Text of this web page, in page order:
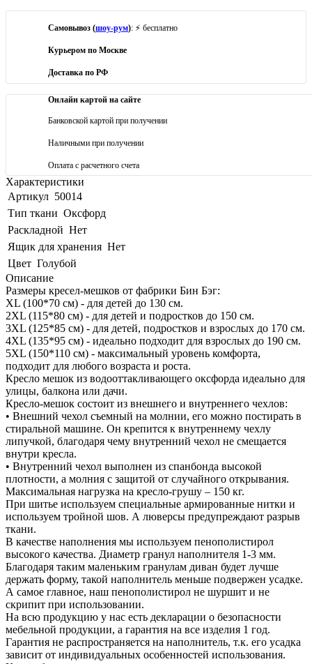
Самовывоз (шоу-рум): ⚡ бесплатно
Курьером по Москве
Доставка по РФ
Онлайн картой на сайте
Банковской картой при получении
Наличными при получении
Оплата с расчетного счета
Характеристики
Артикул 50014
Тип ткани Оксфорд
Раскладной Нет
Ящик для хранения Нет
Цвет Голубой
Описание
Размеры кресел-мешков от фабрики Бин Бэг:
XL (100*70 см) - для детей до 130 см.
2XL (115*80 см) - для детей и подростков до 150 см.
3XL (125*85 см) - для детей, подростков и взрослых до 170 см.
4XL (135*95 см) - идеально подходит для взрослых до 190 см.
5XL (150*110 см) - максимальный уровень комфорта,
подходит для любого возраста и роста.
Кресло мешок из водооттакливающего оксфорда идеально для
улицы, балкона или дачи.
Кресло-мешок состоит из внешнего и внутреннего чехлов:
• Внешний чехол съемный на молнии, его можно постирать в
стиральной машине. Он крепится к внутреннему чехлу
липучкой, благодаря чему внутренний чехол не смещается
внутри кресла.
• Внутренний чехол выполнен из спанбонда высокой
плотности, а молния с защитой от случайного открывания.
Максимальная нагрузка на кресло-грушу – 150 кг.
При шитье используем специальные армированные нитки и
используем тройной шов. А люверсы предупреждают разрыв
ткани.
В качестве наполнения мы используем пенополистирол
высокого качества. Диаметр гранул наполнителя 1-3 мм.
Благодаря таким маленьким гранулам диван будет лучше
держать форму, такой наполнитель меньше подвержен усадке.
А самое главное, наш пенополистирол не шуршит и не
скрипит при использовании.
На всю продукцию у нас есть декларации о безопасности
мебельной продукции, а гарантия на все изделия 1 год.
Гарантия не распространяется на наполнитель, т.к. его усадка
зависит от индивидуальных особенностей использования.